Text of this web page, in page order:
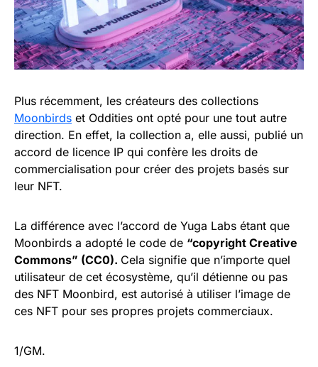
Plus récemment, les créateurs des collections
Moonbirds et Oddities ont opté pour une tout autre
direction. En effet, la collection a, elle aussi, publié un
accord de licence IP qui confère les droits de
commercialisation pour créer des projets basés sur
leur NFT.
La différence avec l’accord de Yuga Labs étant que
Moonbirds a adopté le code de “copyright Creative
Commons” (CC0). Cela signifie que n’importe quel
utilisateur de cet écosystème, qu’il détienne ou pas
des NFT Moonbird, est autorisé à utiliser l’image de
ces NFT pour ses propres projets commerciaux.
1/GM.